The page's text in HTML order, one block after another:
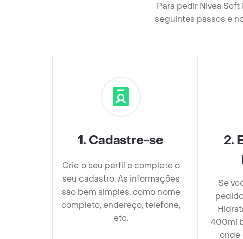
Para pedir Nivea
seguintes passos e
1. Cadastre-se
Crie o seu perfil e complete o
seu cadastro. As informações
são bem simples, como nome
completo, endereço, telefone,
etc.
2.
Se
400ml
onde